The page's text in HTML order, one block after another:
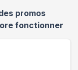
promos
fonctionner